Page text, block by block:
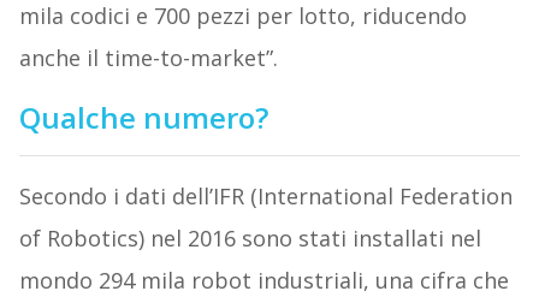
mila codici e 700 pezzi per lotto, riducendo
anche il time-to-market”.
Qualche numero?
Secondo i dati dell’IFR (International Federation
of Robotics) nel 2016 sono stati installati nel
mondo 294 mila robot industriali, una cifra che